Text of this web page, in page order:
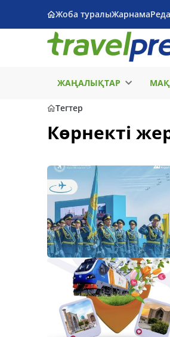
Жоба туралыЖарнама
ЖАҢАЛЫҚТАР
Тегтер
Көрнекті